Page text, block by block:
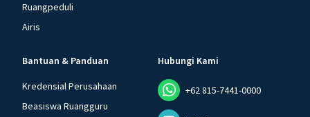
Ruangpeduli
Airis
Bantuan & Panduan
Kredensial Perusahaan
Beasiswa Ruangguru
Hubungi Kami
+62 815-7441-0000